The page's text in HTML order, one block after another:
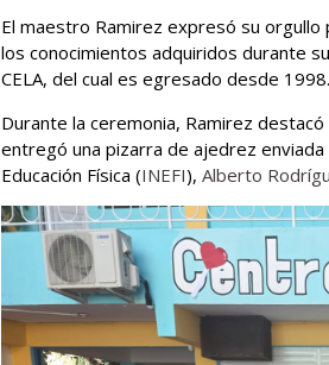
El maestro Ramirez expresó su
los conocimientos adquiridos durante
CELA, del cual es egresado desde 1998.
Durante la ceremonia, Ramirez
entregó una pizarra de ajedrez
Educación Física (INEFI), Alberto